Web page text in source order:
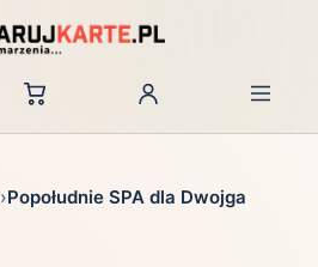
Zaloguj
›Popołudnie SPA dla Dwojga